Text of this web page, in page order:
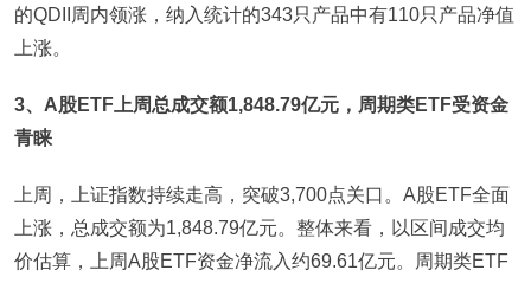
的QDII周内领涨，纳入统计的343只产品中有110只产品净值
上涨。
3、A股ETF上周总成交额1,848.79亿元，周期类ETF受资金
青睐
上周，上证指数持续走高，突破3,700点关口。A股ETF全面
上涨，总成交额为1,848.79亿元。整体来看，以区间成交均
价估算，上周A股ETF资金净流入约69.61亿元。周期类ETF